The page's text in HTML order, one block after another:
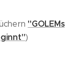
"GOLEMs
)